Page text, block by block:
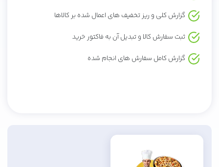
گزارش کلی و ریز تخفیف های اعمال شده بر کالاها
ثبت سفارش کالا و تبدیل آن به فاکتور خرید
گزارش کامل سفارش های انجام شده